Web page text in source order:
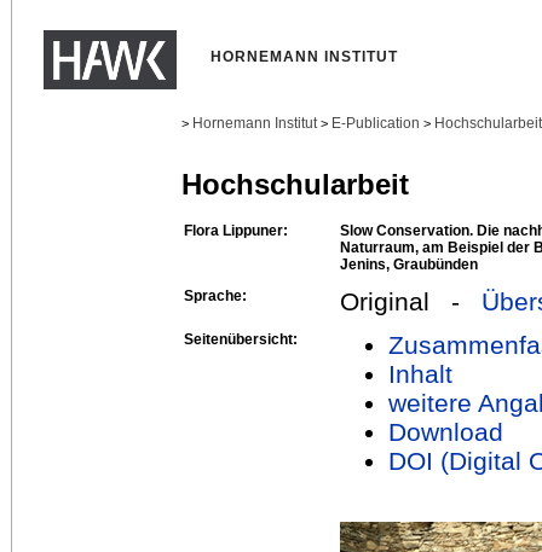
HORNEMANN INSTITUT
> Hornemann Institut > E-Publication >
Hochschularbeit
Flora Lippuner:
Slow Conservation. Die
Naturraum, am Beispiel der
Jenins, Graubünden
Sprache:
Original -
Seitenübersicht:
Inhalt
weitere
Download
DOI (Digital